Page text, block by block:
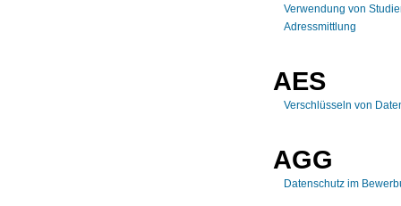
Verwendung von
Adressmittlung
AES
Verschlüsseln von
AGG
Datenschutz im